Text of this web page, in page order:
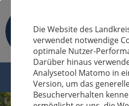
Die Website des
verwendet notwendige
optimale Nutzer-
Darüber hinaus
Analysetool Matomo in
Version, um das
Besucherverhalten